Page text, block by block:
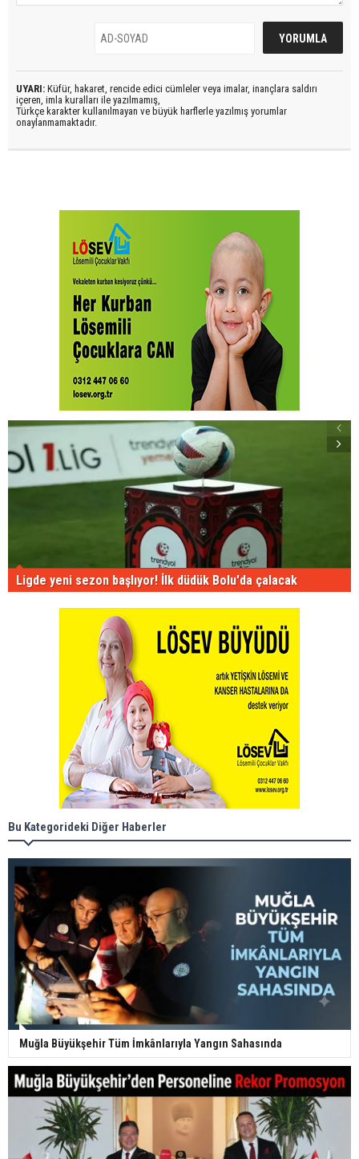
UYARI: Küfür, hakaret, rencide edici cümleler veya imalar, inançlara saldırı
içeren, imla kuralları ile yazılmamış,
Türkçe karakter kullanılmayan ve büyük harflerle yazılmış yorumlar
onaylanmamaktadır.
Ligde yeni sezon başlıyor! İlk düdük Bolu'da çalacak
Bu Kategorideki Diğer Haberler
Muğla Büyükşehir Tüm İmkânlarıyla Yangın Sahasında